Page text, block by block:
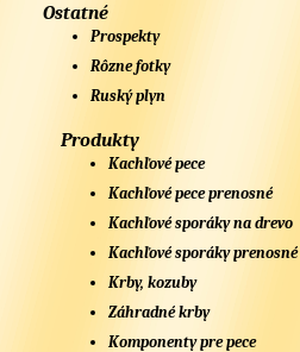
Ostatné
Prospekty
Rôzne fotky
Ruský plyn
Produkty
Kachľové pece
Kachľové pece prenosné
Kachľové sporáky na drevo
Kachľové sporáky prenosné
Krby, kozuby
Záhradné krby
Komponenty pre pece